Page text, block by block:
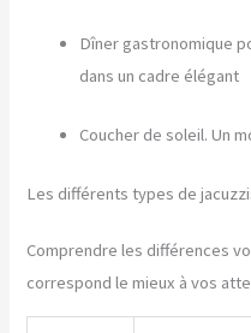
Dîner gastronomique
dans un cadre élégant
Coucher de soleil. Un
Les différents types de
Comprendre les différences
correspond le mieux à vos